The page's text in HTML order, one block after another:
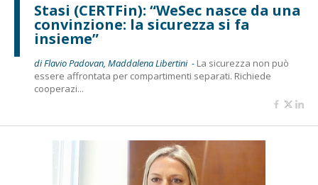
Stasi (CERTFin): “WeSec nasce da una
convinzione: la sicurezza si fa
insieme”
di Flavio Padovan, Maddalena Libertini - La sicurezza non può
essere affrontata per compartimenti separati. Richiede
cooperazi...